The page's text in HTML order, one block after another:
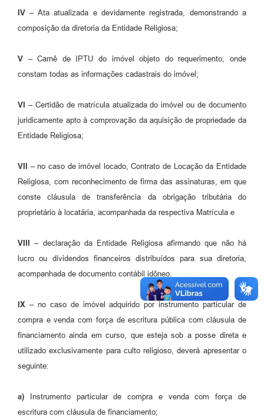
IV –Ata atualizada e devidamente registrada, demonstrando a
composição da diretoria da Entidade Religiosa;
V –Carnê de IPTU do imóvel objeto do requerimento, onde
constam todas as informações cadastrais do imóvel;
VI –Certidão de matrícula atualizada do imóvel ou de documento
juridicamente apto à comprovação da aquisição de propriedade da
Entidade Religiosa;
VII –no caso de imóvel locado, Contrato de Locação da Entidade
Religiosa, com reconhecimento de firma das assinaturas, em que
conste cláusula de transferência da obrigação tributária do
proprietário à locatária, acompanhada da respectiva Matrícula e
VIII – declaração da Entidade Religiosa afirmando que não há
lucro ou dividendos financeiros distribuídos para sua diretoria,
acompanhada de documento contábil idôneo.
IX –no caso de imóvel adquirido por instrumento particular de
compra e venda com força de escritura pública com cláusula de
financiamento ainda em curso, que esteja sob a posse direta e
utilizado exclusivamente para culto religioso, deverá apresentar o
seguinte:
a) Instrumento particular de compra e venda com força de
escritura com cláusula de financiamento;